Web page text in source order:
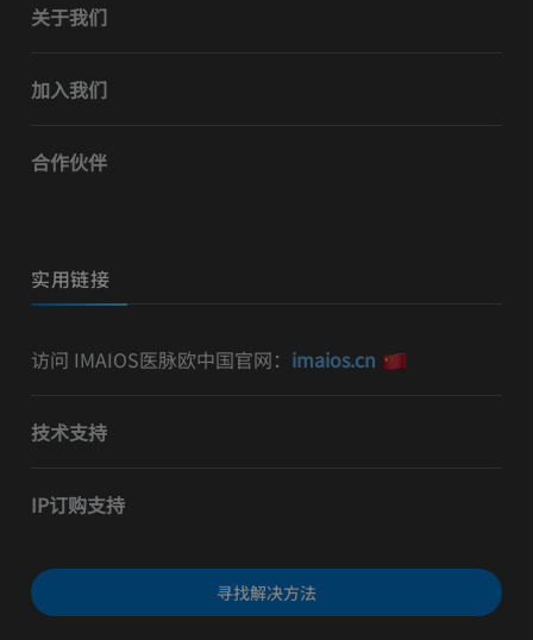
关于我们
加入我们
合作伙伴
实用链接
访问 IMAIOS医脉欧中国官网： imaios.cn
技术支持
IP订购支持
寻找解决方法